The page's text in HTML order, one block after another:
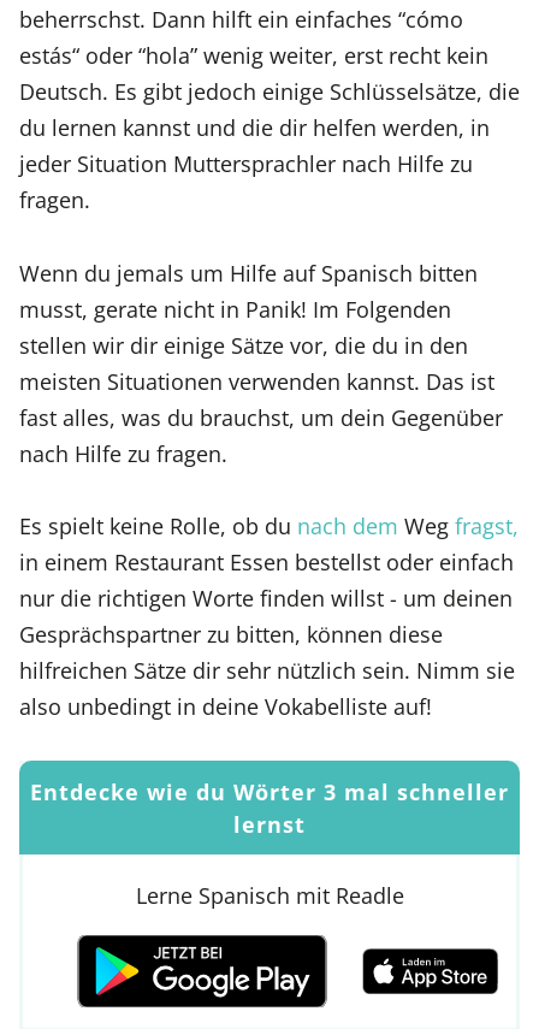
beherrschst. Dann hilft ein einfaches “cómo
estás“ oder “hola” wenig weiter, erst recht kein
Deutsch. Es gibt jedoch einige Schlüsselsätze, die
du lernen kannst und die dir helfen werden, in
jeder Situation Muttersprachler nach Hilfe zu
fragen.
Wenn du jemals um Hilfe auf Spanisch bitten
musst, gerate nicht in Panik! Im Folgenden
stellen wir dir einige Sätze vor, die du in den
meisten Situationen verwenden kannst. Das ist
fast alles, was du brauchst, um dein Gegenüber
nach Hilfe zu fragen.
Es spielt keine Rolle, ob du nach dem Weg fragst,
in einem Restaurant Essen bestellst oder einfach
nur die richtigen Worte finden willst - um deinen
Gesprächspartner zu bitten, können diese
hilfreichen Sätze dir sehr nützlich sein. Nimm sie
also unbedingt in deine Vokabelliste auf!
Entdecke wie du Wörter 3 mal schneller
lernst
Lerne Spanisch mit Readle